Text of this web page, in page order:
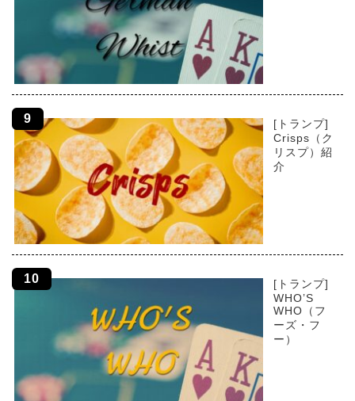
[トランプ]
Crisps（ク
リスプ）紹
介
[トランプ]
WHO’S
WHO（フ
ーズ・フ
ー）